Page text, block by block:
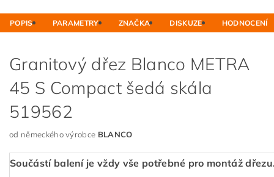
POPIS PARAMETRY ZNAČKA DISKUZE HODNOCENÍ
Granitový dřez Blanco METRA
45 S Compact šedá skála
519562
od německého výrobce BLANCO
Součástí balení je vždy vše potřebné pro montáž